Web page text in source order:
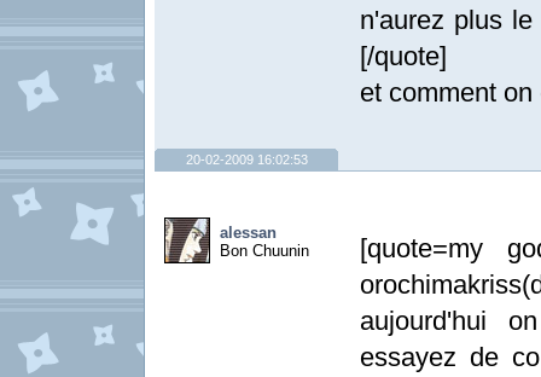
n'aurez plus
[/quote]
et comment
20-02-2009 16:02:53
alessan
Bon Chuunin
[quote=my
aujourd'hui
essayez de